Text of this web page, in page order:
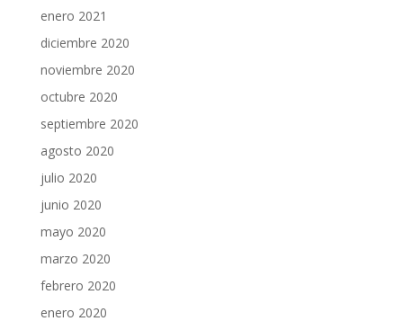
enero 2021
diciembre 2020
noviembre 2020
octubre 2020
septiembre 2020
agosto 2020
julio 2020
junio 2020
mayo 2020
marzo 2020
febrero 2020
enero 2020